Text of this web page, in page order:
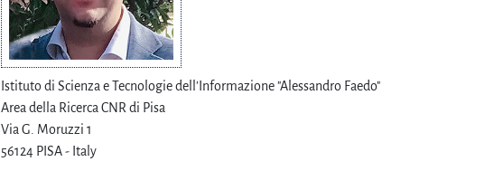
Istituto di Scienza e Tecnologie dell'Informazione "Alessandro Faedo"
Area della Ricerca CNR di Pisa
Via G. Moruzzi 1
56124 PISA - Italy